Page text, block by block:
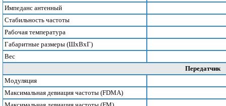
Импеданс антенный
Стабильность частоты
Рабочая температура
Габаритные размеры (ШхВхГ)
Вес
Передатчик
Модуляция
Максимальная девиация частоты (FDMA)
Максимальная девиация частоты (FM)